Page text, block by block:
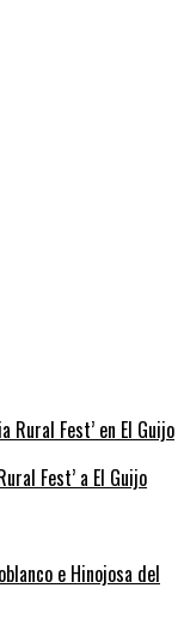
Fest’ a El Guijo
e Hinojosa del